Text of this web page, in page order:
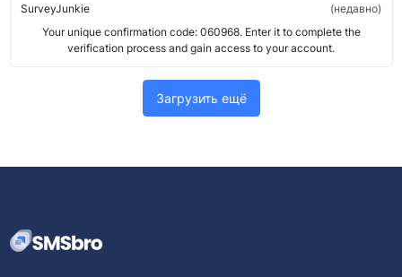
SurveyJunkie
Your unique confirmation code: 060968. Enter it to complete the
verification process and gain access to your account.
недавно
Загрузить ещё